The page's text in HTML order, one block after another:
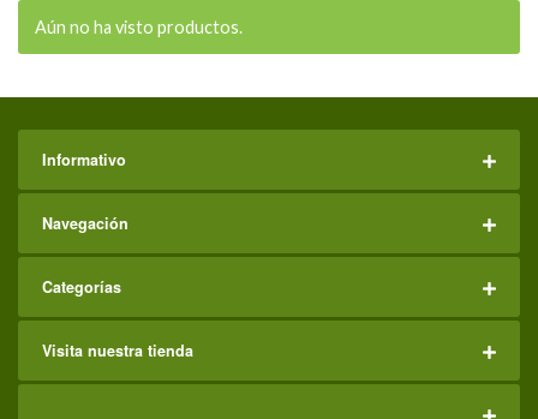
Aún no ha visto productos.
Informativo
Navegación
Categorías
Visita nuestra tienda